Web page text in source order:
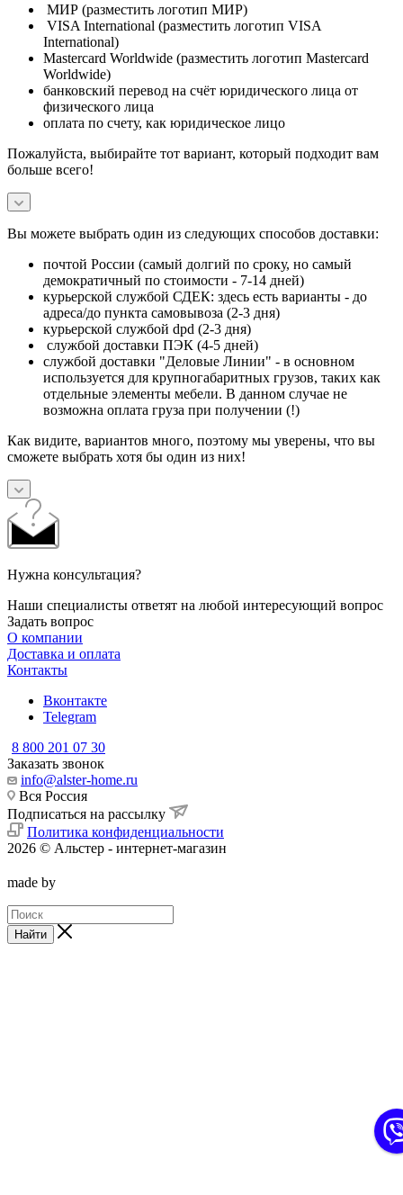
МИР (разместить логотип МИР)
VISA International (разместить логотип VISA
International)
Mastercard Worldwide (разместить логотип Mastercard
Worldwide)
банковский перевод на счёт юридического лица от
физического лица
оплата по счету, как юридическое лицо
Пожалуйста, выбирайте тот вариант, который подходит вам
больше всего!
Вы можете выбрать один из следующих способов доставки:
почтой России (самый долгий по сроку, но самый
демократичный по стоимости - 7-14 дней)
курьерской службой СДЕК: здесь есть варианты - до
адреса/до пункта самовывоза (2-3 дня)
курьерской службой dpd (2-3 дня)
службой доставки ПЭК (4-5 дней)
службой доставки "Деловые Линии" - в основном
используется для крупногабаритных грузов, таких как
отдельные элементы мебели. В данном случае не
возможна оплата груза при получении (!)
Как видите, вариантов много, поэтому мы уверены, что вы
сможете выбрать хотя бы один из них!
Нужна консультация?
Наши специалисты ответят на любой интересующий вопрос
Задать вопрос
О компании
Доставка и оплата
Контакты
Вконтакте
Telegram
8 800 201 07 30
Заказать звонок
info@alster-home.ru
Вся Россия
Подписаться на рассылку
Политика конфиденциальности
2026 © Альстер - интернет-магазин
made by
Найти